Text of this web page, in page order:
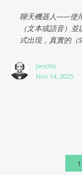
聊天機器人——使
（文本或語音）
式出現，真實的（
Jericho
Nov 14, 2025